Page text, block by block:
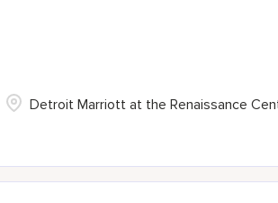
Detroit Marriott at the Renaissance